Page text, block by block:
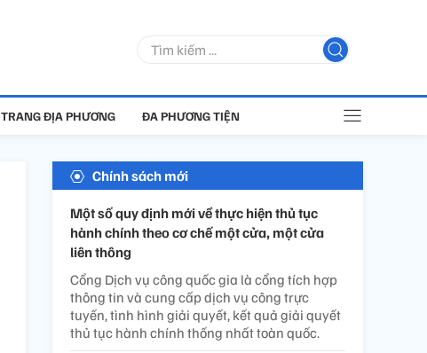
TRANG ĐỊA PHƯƠNG ĐA PHƯƠNG TIỆN
Chính sách mới
Một số quy định mới về thực hiện thủ tục
hành chính theo cơ chế một cửa, một cửa
liên thông
Cổng Dịch vụ công quốc gia là cổng tích hợp
thông tin và cung cấp dịch vụ công trực
tuyến, tình hình giải quyết, kết quả giải quyết
thủ tục hành chính thống nhất toàn quốc.